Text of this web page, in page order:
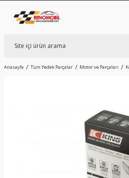
Anasayfa Tüm Yedek Parçalar Motor ve Parçaları